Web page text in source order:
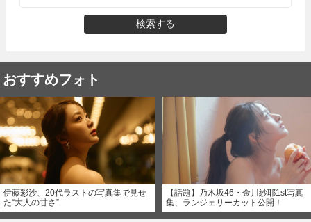
検索する
おすすめフォト
伊藤彩沙、20代ラストの写真集で見せ
た“大人の甘さ”
【話題】乃木坂46・金川紗耶1st写真
集、ランジェリーカット公開！